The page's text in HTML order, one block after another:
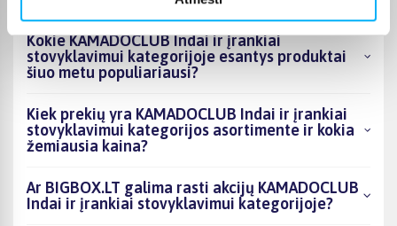
Kokie KAMADOCLUB Indai ir įrankiai
stovyklavimui kategorijoje esantys produktai
šiuo metu populiariausi?
Kiek prekių yra KAMADOCLUB Indai ir įrankiai
stovyklavimui kategorijos asortimente ir kokia
žemiausia kaina?
Ar BIGBOX.LT galima rasti akcijų KAMADOCLUB
Indai ir įrankiai stovyklavimui kategorijoje?